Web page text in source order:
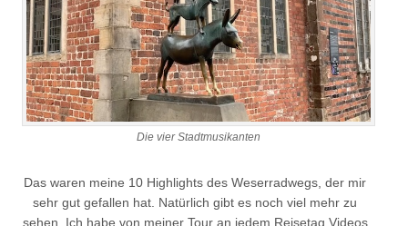
Die vier Stadtmusikanten
Das waren meine 10 Highlights des Weserradwegs, der mir
sehr gut gefallen hat. Natürlich gibt es noch viel mehr zu
sehen. Ich habe von meiner Tour an jedem Reisetag Videos